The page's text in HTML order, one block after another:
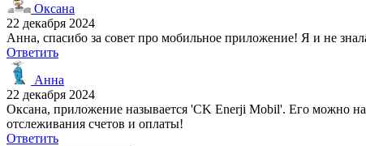
Оксана
22 декабря 2024
Анна, спасибо за совет про мобильное приложение! Я и не
Ответить
Анна
22 декабря 2024
Оксана, приложение называется 'CK Enerji Mobil'. Его можно
отслеживания счетов и оплаты!
Ответить